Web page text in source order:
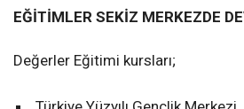
EĞİTİMLER SEKİZ MERKEZDE
Değerler Eğitimi kursları;